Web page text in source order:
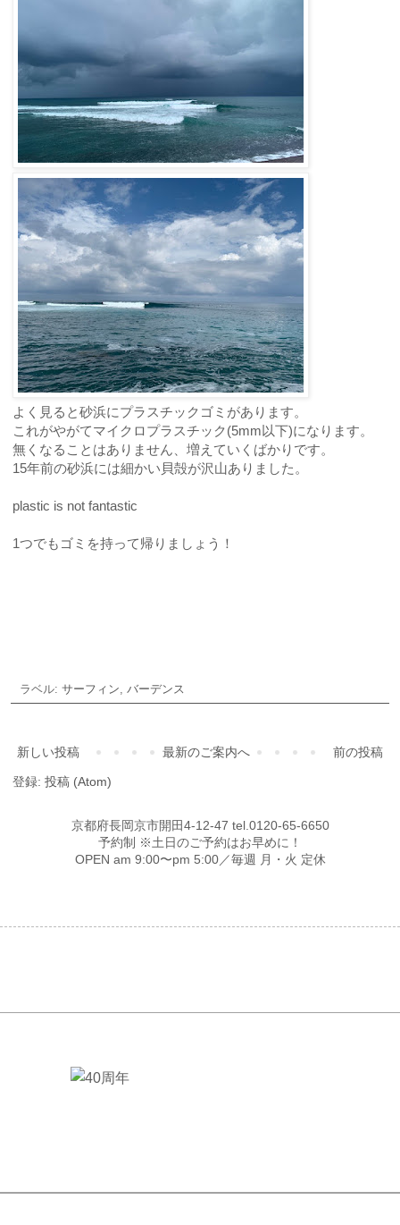
よく見ると砂浜にプラスチックゴミがあります。
これがやがてマイクロプラスチック(5mm以下)になります。
無くなることはありません、増えていくばかりです。
15年前の砂浜には細かい貝殻が沢山ありました。
plastic is not fantastic
1つでもゴミを持って帰りましょう！
ラベル: サーフィン, バーデンス
新しい投稿 前の投稿
最新のご案内へ
登録: 投稿 (Atom)
京都府長岡京市開田4-12-47 tel.0120-65-6650
予約制 ※土日のご予約はお早めに！
OPEN am 9:00〜pm 5:00／毎週 月・火 定休